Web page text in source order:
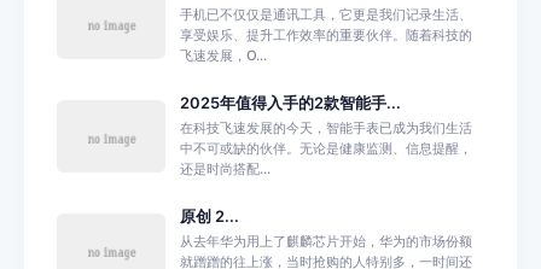
手机已不仅仅是通讯工具，它更是我们记录生活、
享受娱乐、提升工作效率的重要伙伴。随着科技的
飞速发展，O...
2025年值得入手的2款智能手...
在科技飞速发展的今天，智能手表已成为我们生活
中不可或缺的伙伴。无论是健康监测、信息提醒，
还是时尚搭配...
原创 2...
从去年华为用上了麒麟芯片开始，华为的市场份额
就蹭蹭的往上涨，当时抢购的人特别多，一时间还